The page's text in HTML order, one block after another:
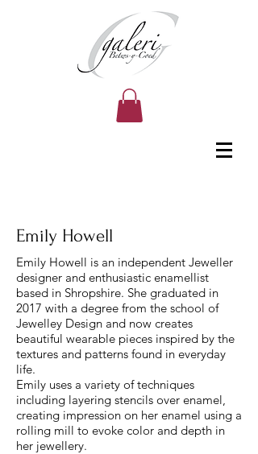
Emily Howell
Emily Howell is an independent Jeweller
designer and enthusiastic enamellist
based in Shropshire. She graduated in
2017 with a degree from the school of
Jewelley Design and now creates
beautiful wearable pieces inspired by the
textures and patterns found in everyday
life.
Emily uses a variety of techniques
including layering stencils over enamel,
creating impression on her enamel using a
rolling mill to evoke color and depth in
her jewellery.